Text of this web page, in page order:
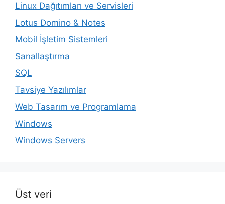
Linux Dağıtımları ve Servisleri
Lotus Domino & Notes
Mobil İşletim Sistemleri
Sanallaştırma
SQL
Tavsiye Yazılımlar
Web Tasarım ve Programlama
Windows
Windows Servers
Üst veri